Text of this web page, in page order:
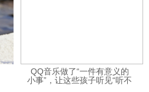
QQ音乐做了“一件有意义的
小事”，让这些孩子听见“听不